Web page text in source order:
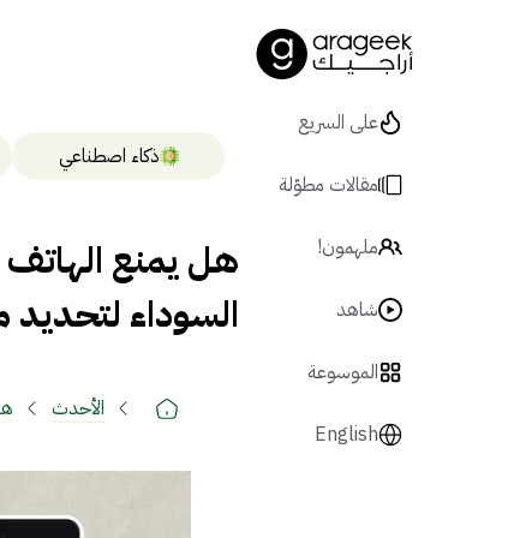
على السريع
مقالات مطوّلة
ملهمون!
شاهد
الموسوعة
English
ذكاء اصطناعي
هل يمنع الهاتف
السوداء لتحديد
الأحدث